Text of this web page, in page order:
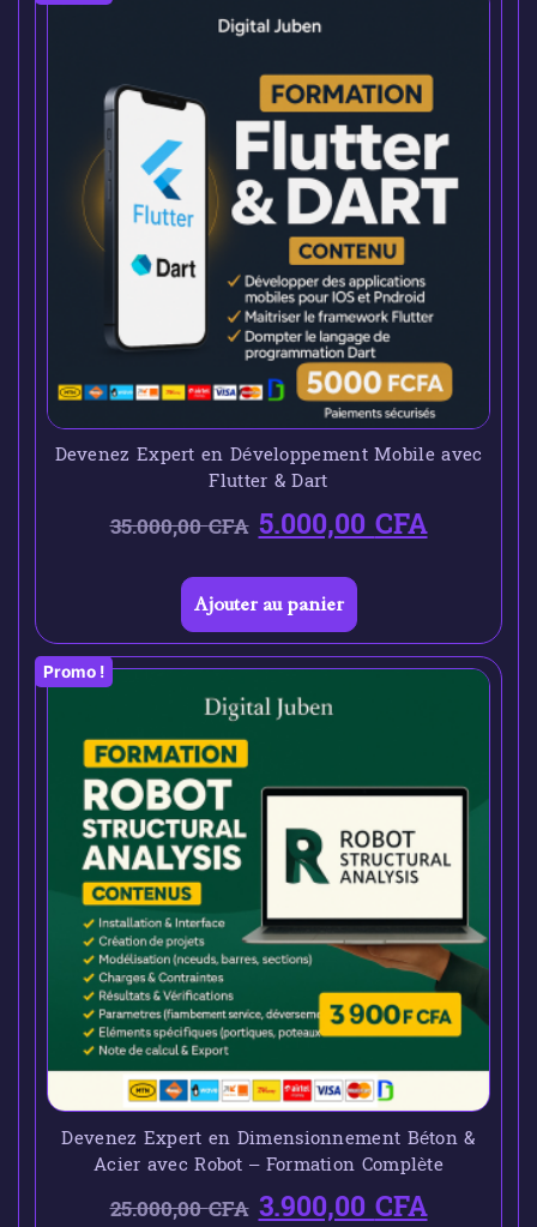
Devenez Expert en Développement Mobile avec
Flutter & Dart
35.000,00CFA 5.000,00CFA
Ajouter au panier
Promo !
Devenez Expert en Dimensionnement Béton &
Acier avec Robot – Formation Complète
25.000,00CFA 3.900,00CFA